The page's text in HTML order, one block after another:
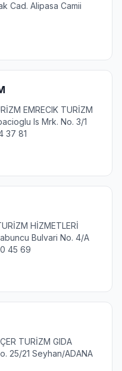
Cad. Alipasa Camii
EMRECIK TURİZM
Is Mrk. No. 3/1
37 81
HİZMETLERİ
Bulvari No. 4/A
45 69
TURİZM GIDA
25/21 Seyhan/ADANA